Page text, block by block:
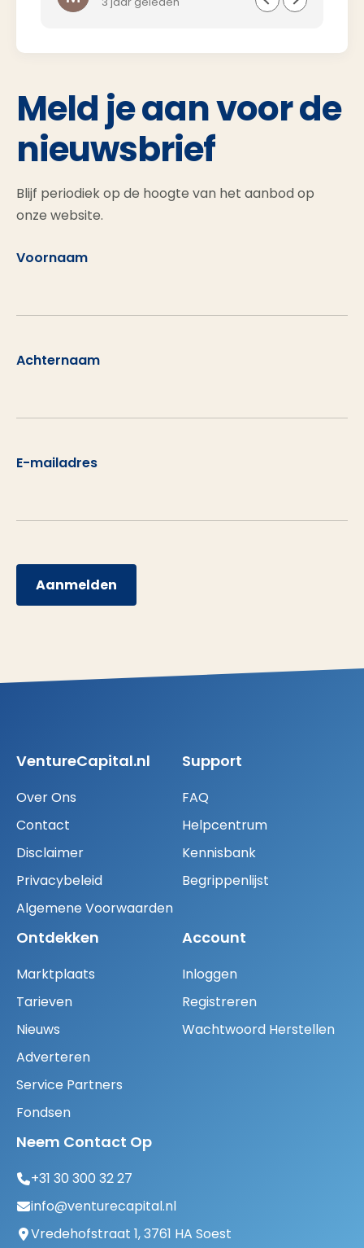
Meld je aan voor de
nieuwsbrief
Blijf periodiek op de hoogte van het aanbod op
onze website.
Voornaam
Achternaam
E-mailadres
Aanmelden
VentureCapital.nl
Over Ons
Contact
Disclaimer
Privacybeleid
Algemene Voorwaarden
Support
FAQ
Helpcentrum
Kennisbank
Begrippenlijst
Ontdekken
Marktplaats
Tarieven
Nieuws
Adverteren
Service Partners
Fondsen
Account
Inloggen
Registreren
Wachtwoord Herstellen
Neem Contact Op
+31 30 300 32 27
info@venturecapital.nl
Vredehofstraat 1, 3761 HA Soest